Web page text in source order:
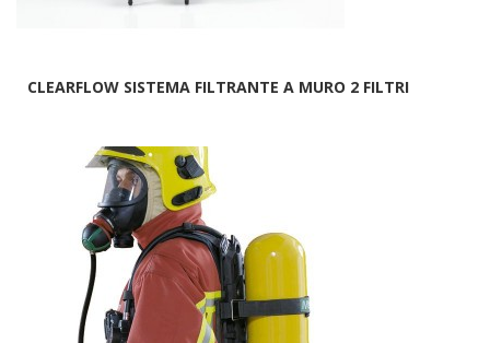
CLEARFLOW SISTEMA FILTRANTE A MURO 2 FILTRI